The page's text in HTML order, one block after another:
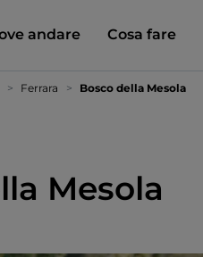
andare Cosa fare
Ferrara Bosco della Mesola
Mesola